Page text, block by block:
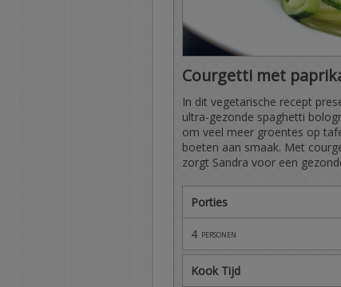
Courgetti met
In dit vegetarische recept
ultra-gezonde spaghetti
om veel meer groentes op
boeten aan smaak. Met
zorgt Sandra voor een
Porties
4 personen
Kook Tijd